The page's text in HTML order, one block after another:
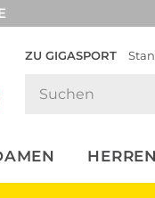
ZU GIGASPORT
HERREN